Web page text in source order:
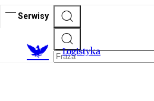
Serwisy
Logistyka